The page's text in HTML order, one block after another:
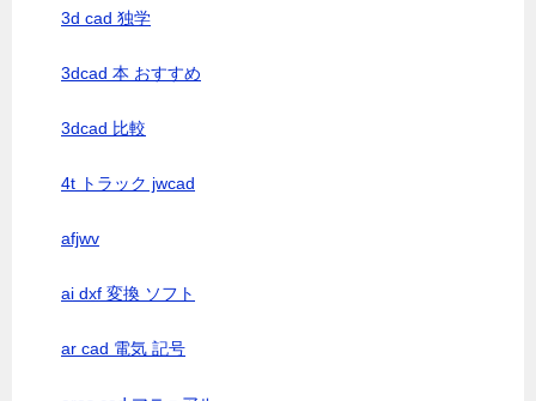
3d cad 独学
3dcad 本 おすすめ
3dcad 比較
4t トラック jwcad
afjwv
ai dxf 変換 ソフト
ar cad 電気 記号